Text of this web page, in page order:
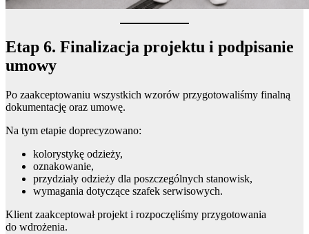
Etap 6. Finalizacja projektu i podpisanie
umowy
Po zaakceptowaniu wszystkich wzorów przygotowaliśmy finalną
dokumentację oraz umowę.
Na tym etapie doprecyzowano:
kolorystykę odzieży,
oznakowanie,
przydziały odzieży dla poszczególnych stanowisk,
wymagania dotyczące szafek serwisowych.
Klient zaakceptował projekt i rozpoczęliśmy przygotowania
do wdrożenia.